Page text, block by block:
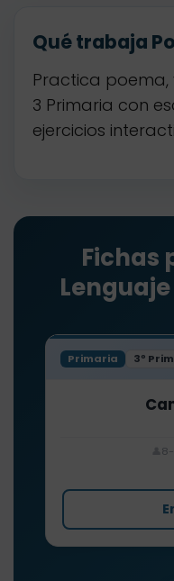
Qué trabaja
Practica poema,
3 Primaria con
ejercicios
Fichas
Primaria 3º